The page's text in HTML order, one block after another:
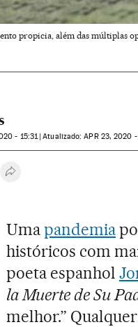
propicia, além das múltiplas
- 15:31 atualizado: APR23, 2020 -
Whatsapp
en Facebook
en Twitter
Desplegar Redes Sociales
Umapandemia
históricos com
poeta espanhol
la Muerte de Su
melhor.”